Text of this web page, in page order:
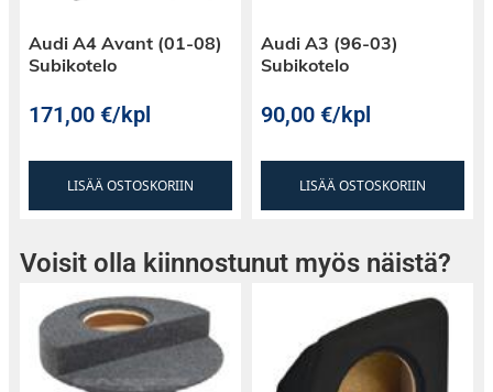
Audi A4 Avant (01-08)
Subikotelo
171,00€/kpl
LISÄÄ OSTOSKORIIN
Audi A3 (96-03)
Subikotelo
90,00€/kpl
LISÄÄ OSTOSKORIIN
Voisit olla kiinnostunut myös näistä?